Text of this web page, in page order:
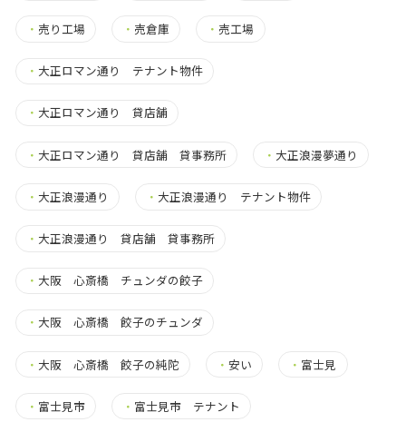
・ 売り工場 ・ 売倉庫 ・ 売工場
・ 大正ロマン通り テナント物件
・ 大正ロマン通り 貸店舗
・ 大正ロマン通り 貸店舗 貸事務所 ・ 大正浪漫夢通り
・ 大正浪漫通り ・ 大正浪漫通り テナント物件
・ 大正浪漫通り 貸店舗 貸事務所
・ 大阪 心斎橋 チュンダの餃子
・ 大阪 心斎橋 餃子のチュンダ
・ 大阪 心斎橋 餃子の純陀 ・安い ・ 富士見
・ 富士見市 ・ 富士見市 テナント